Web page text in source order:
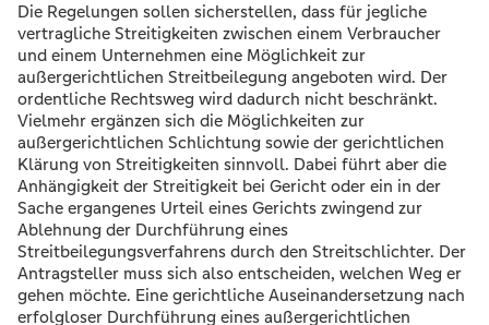
Die Regelungen sollen sicherstellen, dass für jegliche
vertragliche Streitigkeiten zwischen einem Verbraucher
und einem Unternehmen eine Möglichkeit zur
außergerichtlichen Streitbeilegung angeboten wird. Der
ordentliche Rechtsweg wird dadurch nicht beschränkt.
Vielmehr ergänzen sich die Möglichkeiten zur
außergerichtlichen Schlichtung sowie der gerichtlichen
Klärung von Streitigkeiten sinnvoll. Dabei führt aber die
Anhängigkeit der Streitigkeit bei Gericht oder ein in der
Sache ergangenes Urteil eines Gerichts zwingend zur
Ablehnung der Durchführung eines
Streitbeilegungsverfahrens durch den Streitschlichter. Der
Antragsteller muss sich also entscheiden, welchen Weg er
gehen möchte. Eine gerichtliche Auseinandersetzung nach
erfolgloser Durchführung eines außergerichtlichen